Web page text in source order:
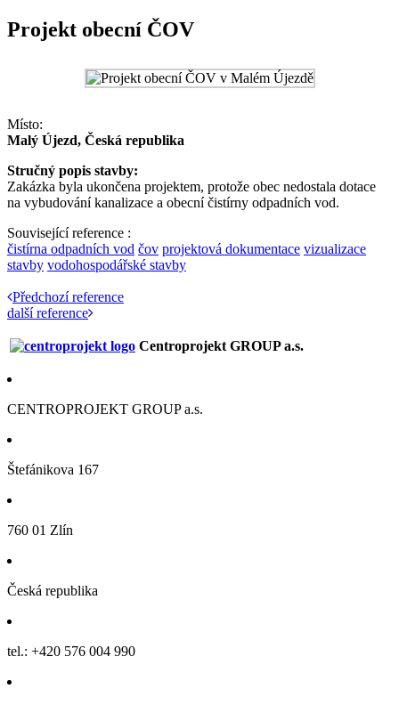
Projekt obecní ČOV
Místo:
Malý Újezd, Česká republika
Stručný popis stavby:
Zakázka byla ukončena projektem, protože obec nedostala dotace
na vybudování kanalizace a obecní čistírny odpadních vod.
Související reference :
čistírna odpadních vod čov projektová dokumentace vizualizace
stavby vodohospodářské stavby
Předchozí reference
další reference
Centroprojekt GROUP a.s.
CENTROPROJEKT GROUP a.s.
Štefánikova 167
760 01 Zlín
Česká republika
tel.: +420 576 004 990